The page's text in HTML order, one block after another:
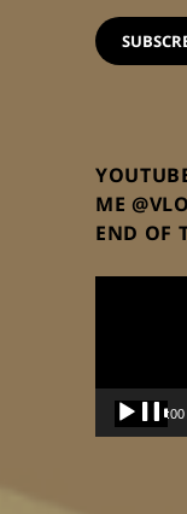
email
ME
END OF
00:00